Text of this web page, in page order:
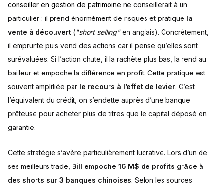
conseiller en gestion de patrimoine ne conseillerait à un
particulier : il prend énormément de risques et pratique la
vente à découvert ("short selling"en anglais). Concrètement,
il emprunte puis vend des actions car il pense qu’elles sont
surévaluées. Si l’action chute, il la rachète plus bas, la rend au
bailleur et empoche la différence en profit. Cette pratique est
souvent amplifiée par le recours à l’effet de levier. C’est
l’équivalent du crédit, on s’endette auprès d’une banque
prêteuse pour acheter plus de titres que le capital déposé en
garantie.
Cette stratégie s’avère particulièrement lucrative. Lors d’un de
ses meilleurs trade, Bill empoche 16 M$ de profits grâce à
des shorts sur 3 banques chinoises. Selon les sources